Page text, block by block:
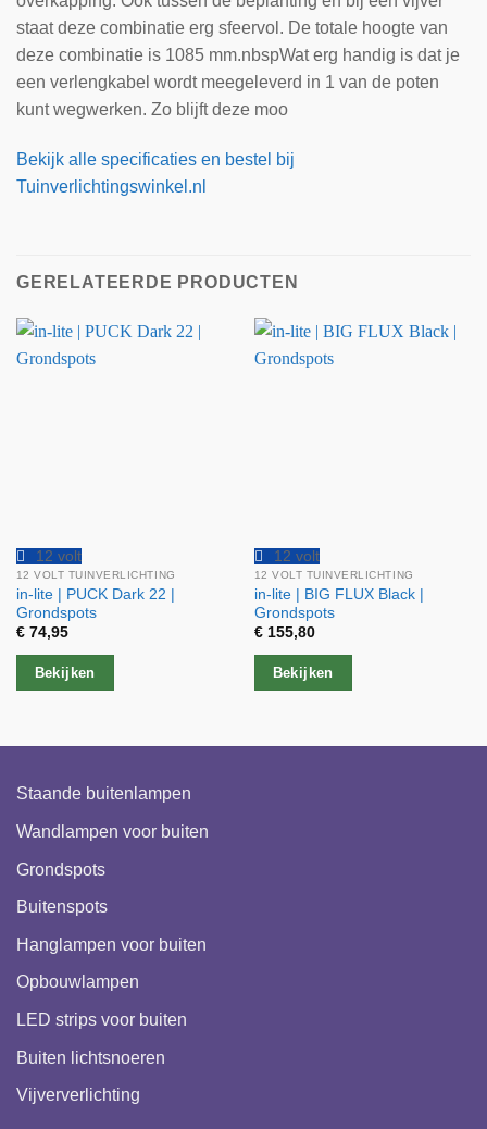
staat deze combinatie erg sfeervol. De totale hoogte van
deze combinatie is 1085 mm.nbspWat erg handig is dat je
een verlengkabel wordt meegeleverd in 1 van de poten
kunt wegwerken. Zo blijft deze moo
Bekijk alle specificaties en bestel bij
Tuinverlichtingswinkel.nl
GERELATEERDE PRODUCTEN
12 volt
12 VOLT TUINVERLICHTING
in-lite | PUCK Dark 22 |
Grondspots
€74,95
Bekijken
12 volt
12 VOLT TUINVERLICHTING
in-lite | BIG FLUX Black |
Grondspots
€155,80
Bekijken
Staande buitenlampen
Wandlampen voor buiten
Grondspots
Buitenspots
Hanglampen voor buiten
Opbouwlampen
LED strips voor buiten
Buiten lichtsnoeren
Vijververlichting